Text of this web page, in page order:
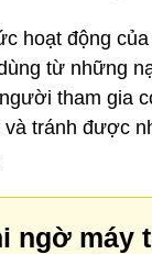
hoạt động
từ những
tham gia
và tránh được
ngờ máy